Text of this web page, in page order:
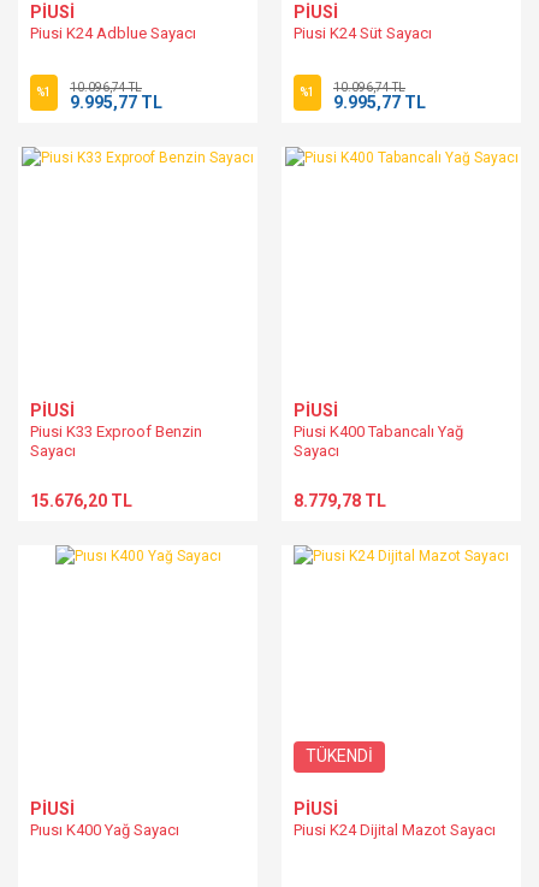
PİUSİ
Piusi K24 Adblue Sayacı
%1 10.096,74 TL
9.995,77 TL
PİUSİ
Piusi K24 Süt Sayacı
%1 10.096,74 TL
9.995,77 TL
PİUSİ
Piusi K33 Exproof Benzin
Sayacı
15.676,20 TL
PİUSİ
Piusi K400 Tabancalı Yağ
Sayacı
8.779,78 TL
PİUSİ
Pıusı K400 Yağ Sayacı
TÜKENDİ
PİUSİ
Piusi K24 Dijital Mazot Sayacı